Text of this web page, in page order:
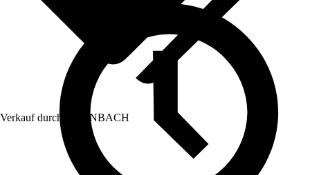
Verkauf durch: HORNBACH